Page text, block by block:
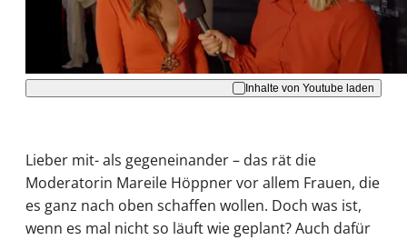
Akzeptieren
Inhalte von Youtube laden
Lieber mit- als gegeneinander – das rät die
Moderatorin Mareile Höppner vor allem Frauen, die
es ganz nach oben schaffen wollen. Doch was ist,
wenn es mal nicht so läuft wie geplant? Auch dafür